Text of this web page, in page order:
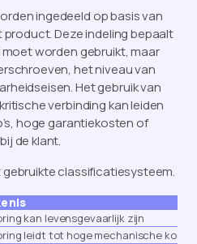
ingedeeld op basis van
Deze indeling bepaalt
worden gebruikt, maar
het niveau van
Het gebruik van
verbinding kan leiden
hoge garantiekosten of
de klant.
classificatiesysteem.
kan levensgevaarlijk zijn
leidt tot hoge mechanische